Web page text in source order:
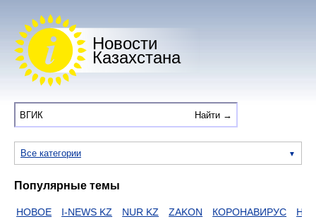
Новости
Казахстана
Все категории
Популярные темы
I-NEWS KZ NUR KZ ZAKON КОРОНАВИРУС HTTPS